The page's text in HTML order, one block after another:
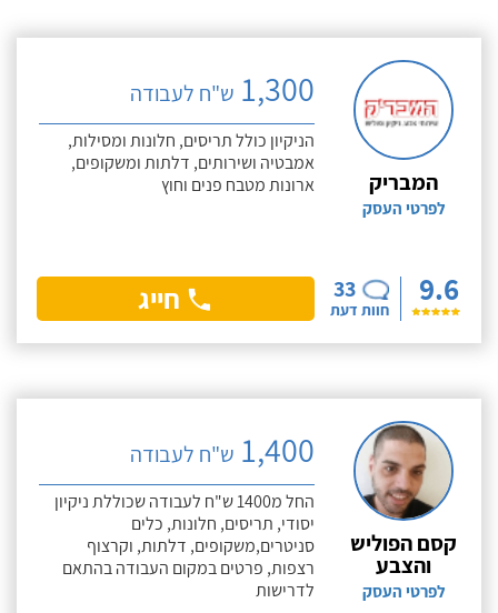
המבריק
לפרטי העסק
9.6
33
חוות דעת
1,300 ש"ח לעבודה
הניקיון כולל תריסים, חלונות ומסילות,
אמבטיה ושירותים, דלתות ומשקופים,
ארונות מטבח פנים וחוץ
חייג
קסם הפוליש
והצבע
לפרטי העסק
1,400 ש"ח לעבודה
החל מ1400 ש"ח לעבודה שכוללת ניקיון
יסודי, תריסים, חלונות, כלים
סניטרים,משקופים, דלתות, וקרצוף
רצפות, פרטים במקום העבודה בהתאם
לדרישות